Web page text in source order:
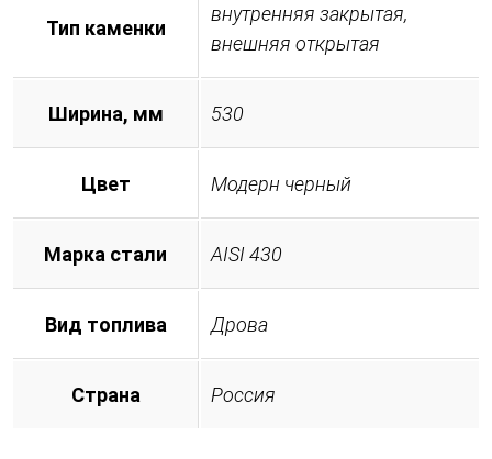
Тип каменки
внутренняя закрытая,
внешняя открытая
Ширина, мм 530
Цвет Модерн черный
Марка стали AISI 430
Вид топлива Дрова
Страна Россия